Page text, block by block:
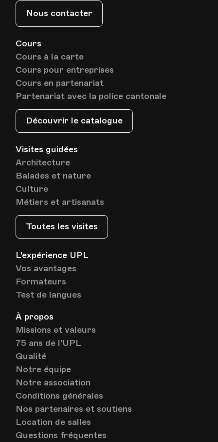
Cours
Cours à la carte
Cours pour entreprises
Cours en partenariat
Partenariat avec la police cantonale
Découvrir le catalogue
Visites guidées
Architecture
Balades et nature
Culture
Métiers et artisanats
Toutes les visites
L'expérience UPL
Vos avantages
Formateurs
Test de langues
À propos
Missions et valeurs
75 ans de l'UPL
Qualité
Notre équipe
Notre association
Conditions générales
Nos partenaires et soutiens
Location de salles
Questions fréquentes
Nous contacter